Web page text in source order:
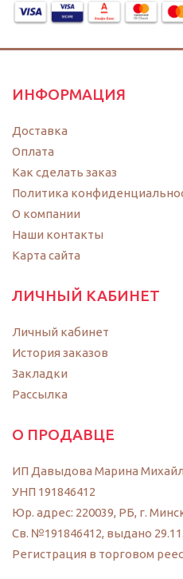
ИНФОРМАЦИЯ
Доставка
Оплата
Как сделать заказ
Политика
O компании
Наши контакты
Карта сайта
ЛИЧНЫЙ КАБИНЕТ
Личный кабинет
История заказов
Закладки
Рассылка
О ПРОДАВЦЕ
ИП Давыдова Марина
УНП 191846412
Юр. адрес: 220039, РБ, г.
Св. №191846412, выдано
Регистрация в торговом